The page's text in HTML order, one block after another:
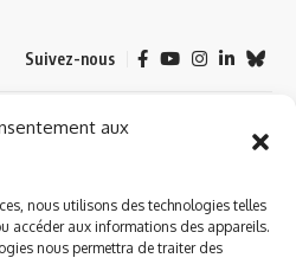
aux
nous utilisons des technologies telles
accéder aux informations des appareils.
nous permettra de traiter des
Suivez-nous
par WOOMEET SAS, powered by